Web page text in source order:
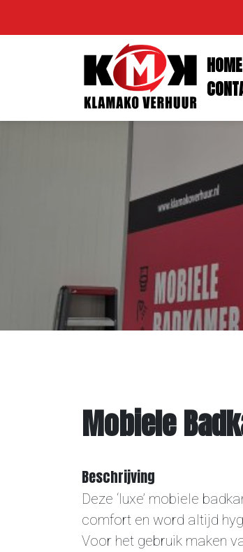
HOME
Feestartikelen
Mobiele
Beschrijving
Deze ‘luxe’ mobiele
comfort en word altijd
Voor het gebruik maken